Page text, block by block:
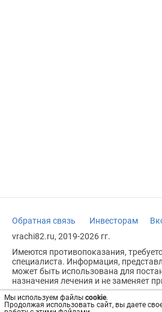
Мы используем файлы cookie.
Продолжая использовать сайт, вы даете
Обратная связь Инвесторам
vrachi82.ru, 2019-2026 гг.
Имеются противопоказания,
специалиста. Информация,
может быть использована для
назначения лечения и не заменяет
Возрастное ограничение: 18+